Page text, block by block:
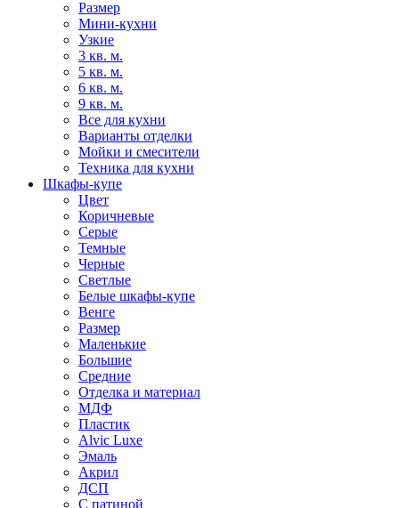
Размер
Мини-кухни
Узкие
3 кв. м.
5 кв. м.
6 кв. м.
9 кв. м.
Все для кухни
Варианты отделки
Мойки и смесители
Техника для кухни
Шкафы-купе
Цвет
Коричневые
Серые
Темные
Черные
Светлые
Белые шкафы-купе
Венге
Размер
Маленькие
Большие
Средние
Отделка и материал
МДФ
Пластик
Alvic Luxe
Эмаль
Акрил
ДСП
С патиной